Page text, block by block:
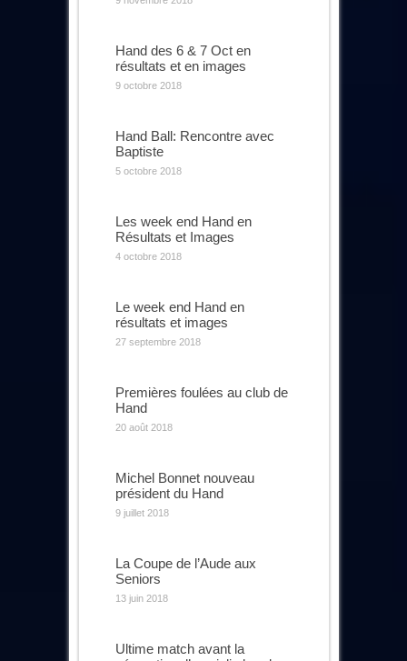
Hand des 6 & 7 Oct en
résultats et en images
9 octobre 2018
Hand Ball: Rencontre avec
Baptiste
5 octobre 2018
Les week end Hand en
Résultats et Images
4 octobre 2018
Le week end Hand en
résultats et images
27 septembre 2018
Premières foulées au club de
Hand
20 août 2018
Michel Bonnet nouveau
président du Hand
9 juillet 2018
La Coupe de l’Aude aux
Seniors
13 juin 2018
Ultime match avant la